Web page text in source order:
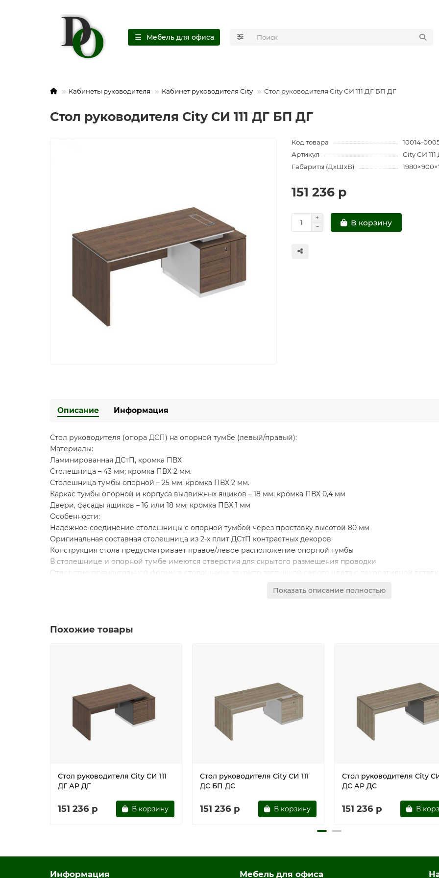
Мебель для офиса
Кабинеты руководителя Кабинет руководителя City Стол руководителя City СИ 111 ДГ БП ДГ
Стол руководителя City СИ 111 ДГ БП ДГ
Код товара
10014-
Артикул
City СИ
Габариты (ДхШхВ)
151 236 р
В корзину
Описание Информация
Стол руководителя (опора ДСП) на опорной тумбе (левый/правый):
Материалы:
Ламинированная ДСтП, кромка ПВХ
Столешница – 43 мм; кромка ПВХ 2 мм.
Столешница тумбы опорной – 25 мм; кромка ПВХ 2 мм.
Каркас тумбы опорной и корпуса выдвижных ящиков – 18 мм; кромка ПВХ 0,4 мм
Двери, фасады ящиков – 16 или 18 мм; кромка ПВХ 1 мм
Особенности:
Надежное соединение столешницы с опорной тумбой через проставку высотой 80 мм
Оригинальная составная столешница из 2-х плит ДСтП контрастных декоров
Конструкция стола предусматривает правое/левое расположение опорной тумбы
В столешнице и опорной тумбе имеются отверстия для скрытого размещения проводки
Отверстие прямоугольной формы в столешнице закрыто заглушкой серого цвета с декоративной
Опорная тумба имеет 3 выдвижных ящика, установленных на скрытые шариковые направляющие с
Опорная тумба укомплектована дверью без замка с системой открывания PushTo Open (без ручки) с
Имеет регулировочные опоры
Поставляется в разобранном виде
цвет дуб гладстоун / белый премиум / дуб гладстоун
Показать описание полностью
Похожие товары
Стол руководителя City СИ 111
ДГ АР ДГ
151 236 р В корзину
Стол руководителя City СИ 111
ДС БП ДС
151 236 р В корзину
Стол руководителя City СИ
ДС АР ДС
151 236 р В
Информация Мебель для офиса